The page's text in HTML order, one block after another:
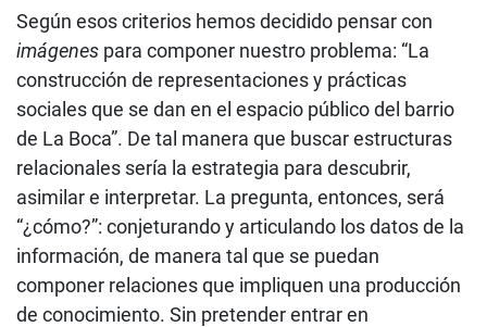
Según esos criterios hemos decidido pensar con
imágenes para componer nuestro problema: “La
construcción de representaciones y prácticas
sociales que se dan en el espacio público del barrio
de La Boca”. De tal manera que buscar estructuras
relacionales sería la estrategia para descubrir,
asimilar e interpretar. La pregunta, entonces, será
“¿cómo?”: conjeturando y articulando los datos de la
información, de manera tal que se puedan
componer relaciones que impliquen una producción
de conocimiento. Sin pretender entrar en